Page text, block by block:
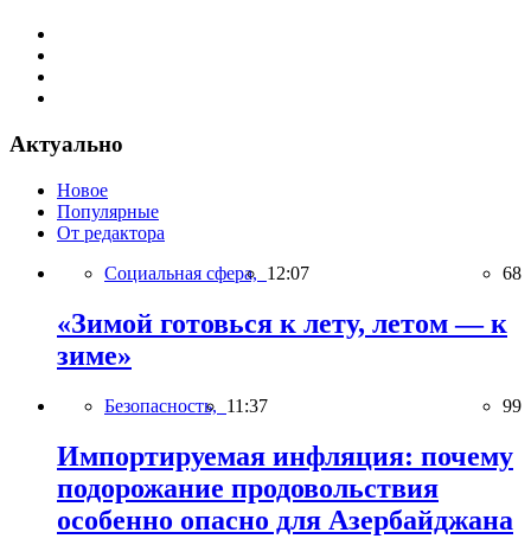
Актуально
Новое
Популярные
От редактора
Социальная сфера, 12:07 68
«Зимой готовься к лету, летом — к
зиме»
Безопасность, 11:37 99
Импортируемая инфляция: почему
подорожание продовольствия
особенно опасно для Азербайджана